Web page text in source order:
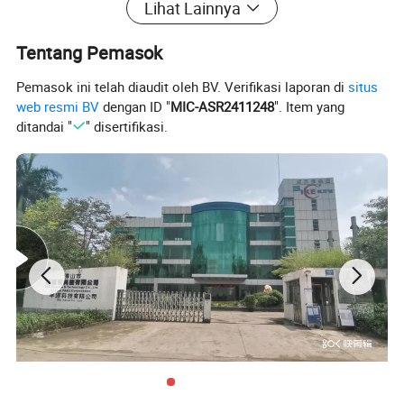
Lihat Lainnya
Tentang Pemasok
Pemasok ini telah diaudit oleh BV. Verifikasi laporan disitus
web resmi BV dengan ID "MIC-ASR2411248". Item yang
ditandai "
" disertifikasi.